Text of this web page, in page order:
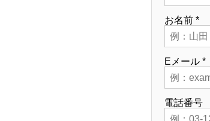
お名前 *
Eメール *
電話番号